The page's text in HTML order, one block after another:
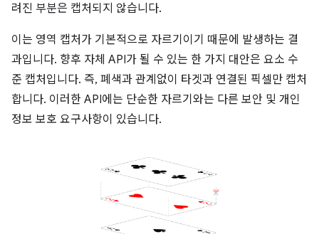
려진 부분은 캡처되지 않습니다.
이는 영역 캡처가 기본적으로 자르기이기 때문에 발생하는 결
과입니다. 향후 자체 API가 될 수 있는 한 가지 대안은 요소 수
준 캡처입니다. 즉, 폐색과 관계없이 타겟과 연결된 픽셀만 캡처
합니다. 이러한 API에는 단순한 자르기와는 다른 보안 및 개인
정보 보호 요구사항이 있습니다.